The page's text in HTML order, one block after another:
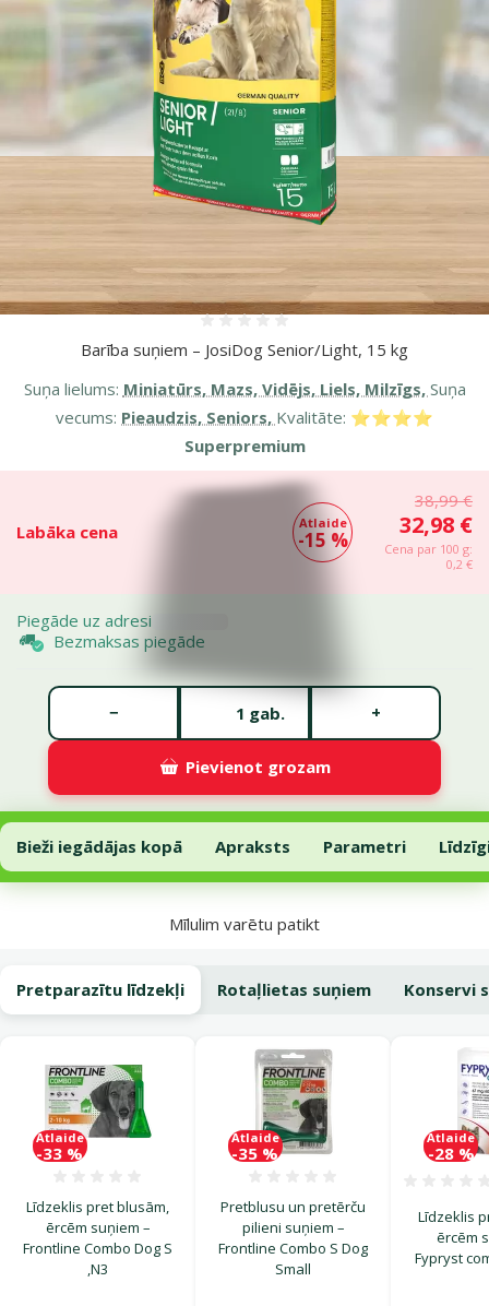
Barība suņiem – JosiDog Senior/Light, 15 kg
Suņa lielums: Miniatūrs, Mazs, Vidējs, Liels, Milzīgs, Suņa
vecums: Pieaudzis, Seniors, Kvalitāte: ⭐⭐⭐⭐
Superpremium
Labāka cena Atlaide
-15 %
38,99 €
32,98 €
Cena par 100 g:
0,2 €
Piegāde uz adresi
Bezmaksas piegāde
gab.
− +
Pievienot grozam
Vairāk fotogrāfiju
Barība suņiem – JosiDog Senior/Light, 15 kg
Pievienot grozam
Bieži iegādājas kopā Apraksts Parametri
Uz lapas sākumu
Mīlulim varētu patikt
Pretparazītu līdzekļi Rotaļlietas suņiem Konservi
Līdzeklis pret blusām,
ērcēm suņiem –
Frontline Combo Dog S
,N3
Atlaide
-33 %
Pretblusu un pretērču
pilieni suņiem –
Frontline Combo S Dog
Small
Atlaide
-35 %
Līdzeklis
ērcēm
Fypryst
Atlaide
-28 %